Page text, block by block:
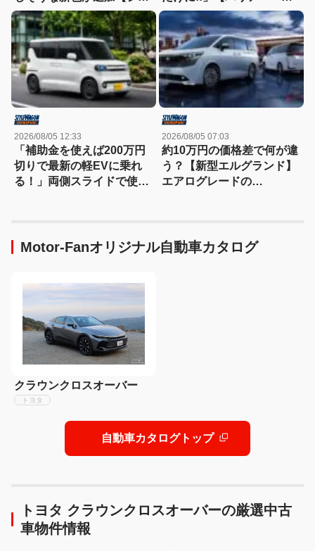
ンタ一部改良】
改良】
2026/08/05 12:33
「補助金を使えば200万円
切りで最新の軽EVに乗れ
る！」両側スライドで使い
2026/08/05 07:03
約10万円の価格差で何が違
う？【新型エルグランド】
エアログレードの
Motor-Fanオリジナル自動車カタログ
クラウンクロスオーバー
トヨタ
自動車カタログトップ
トヨタ クラウンクロスオーバーの厳選中古
車物件情報